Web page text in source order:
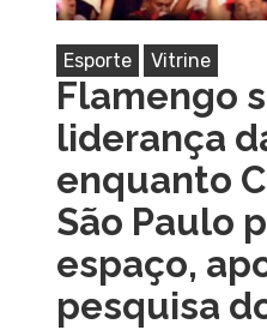
Esporte Vitrine
Flamengo
liderança
enquanto
São Paulo
espaço,
pesquisa